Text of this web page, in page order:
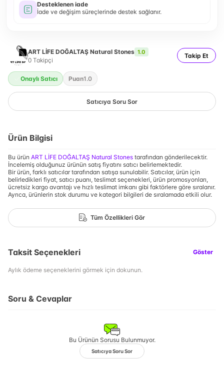
Desteklenen iade
İade ve değişim süreçlerinde destek sağlanır.
ART LİFE DOĞALTAŞ Natural Stones 1.0
0 Takipçi
Takip Et
Onaylı Satıcı Puan1.0
Satıcıya Soru Sor
Ürün Bilgisi
Bu ürün ART LİFE DOĞALTAŞ Natural Stones tarafından gönderilecektir.
İncelemiş olduğunuz ürünün satış fiyatını satıcı belirlemektedir.
Bir ürün, farklı satıcılar tarafından satışa sunulabilir. Satıcılar, ürün için
belirledikleri fiyat, satıcı puanı, teslimat seçenekleri, ürün promosyonları,
ücretsiz kargo avantajı ve hızlı teslimat imkanı gibi faktörlere göre sıralanır.
Ayrıca, ürünlerin stok durumu ve kategori bilgileri de sıralamada etkili olur.
Tüm Özellikleri Gör
Taksit Seçenekleri Göster
Aylık ödeme seçeneklerini görmek için dokunun.
Soru & Cevaplar
Bu Ürünün Sorusu Bulunmuyor.
Satıcıya Soru Sor